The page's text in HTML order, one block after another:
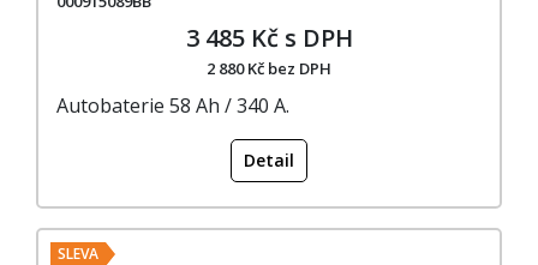
3 485 Kč s DPH
2 880 Kč bez DPH
Autobaterie 58 Ah / 340 A.
Detail
SLEVA